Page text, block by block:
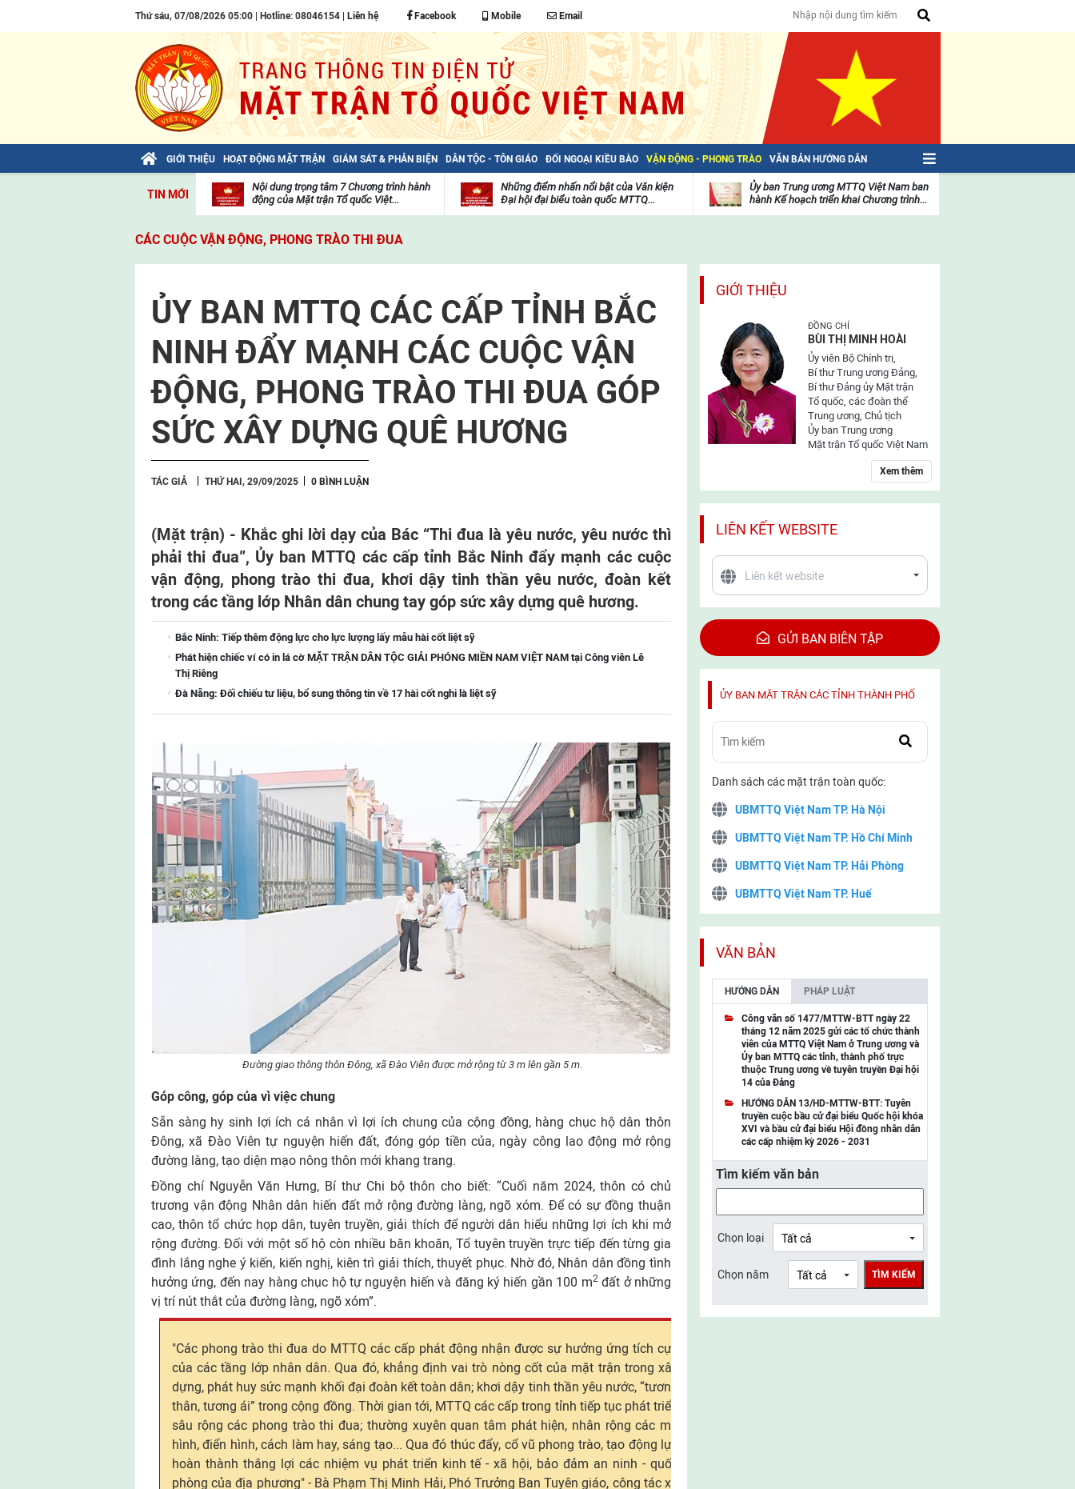
Thứ sáu, 07/08/2026 05:00 | Hotline: 08046154 | Liên hệ Facebook Mobile Email
GIỚI THIỆU HOẠT ĐỘNG MẶT TRẬN GIÁM SÁT & PHẢN BIỆN DÂN TỘC - TÔN GIÁO ĐỐI NGOẠI KIỀU BÀO VẬN ĐỘNG - PHONG TRÀO VĂN BẢN HƯỚNG DẪN
TIN MỚI
Bài viết của Tổng Bí thư Tô Lâm: TIẾN
viện
Nội dung trọng tâm 7 Chương trình hành
động của Mặt trận Tổ quốc Việt...
Những điểm nhấn nổi bật của Văn kiện
Đại hội đại biểu toàn quốc MTTQ...
mặt
trận
Ủy ban Trung ương MTTQ Việt Nam ban
hành Kế hoạch triển khai Chương trình...
CÁC CUỘC VẬN ĐỘNG, PHONG TRÀO THI ĐUA
ỦY BAN MTTQ CÁC CẤP TỈNH BẮC
NINH ĐẨY MẠNH CÁC CUỘC VẬN
ĐỘNG, PHONG TRÀO THI ĐUA GÓP
SỨC XÂY DỰNG QUÊ HƯƠNG
TÁC GIẢ THỨ HAI, 29/09/2025 0 BÌNH LUẬN
(Mặt trận) - Khắc ghi lời dạy của Bác “Thi đua là yêu nước, yêu nước thì
phải thi đua”, Ủy ban MTTQ các cấp tỉnh Bắc Ninh đẩy mạnh các cuộc
vận động, phong trào thi đua, khơi dậy tinh thần yêu nước, đoàn kết
trong các tầng lớp Nhân dân chung tay góp sức xây dựng quê hương.
Bắc Ninh: Tiếp thêm động lực cho lực lượng lấy mẫu hài cốt liệt sỹ
Phát hiện chiếc ví có in lá cờ MẶT TRẬN DÂN TỘC GIẢI PHÓNG MIỀN NAM VIỆT NAM tại Công viên Lê
Thị Riêng
Đà Nẵng: Đối chiếu tư liệu, bổ sung thông tin về 17 hài cốt nghi là liệt sỹ
Đường giao thông thôn Đông, xã Đào Viên được mở rộng từ 3 m lên gần 5 m.
Góp công, góp của vì việc chung
Sẵn sàng hy sinh lợi ích cá nhân vì lợi ích chung của cộng đồng, hàng chục hộ dân thôn
Đông, xã Đào Viên tự nguyện hiến đất, đóng góp tiền của, ngày công lao động mở rộng
đường làng, tạo diện mạo nông thôn mới khang trang.
Đồng chí Nguyễn Văn Hưng, Bí thư Chi bộ thôn cho biết: “Cuối năm 2024, thôn có chủ
trương vận động Nhân dân hiến đất mở rộng đường làng, ngõ xóm. Để có sự đồng thuận
cao, thôn tổ chức họp dân, tuyên truyền, giải thích để người dân hiểu những lợi ích khi mở
rộng đường. Đối với một số hộ còn nhiều băn khoăn, Tổ tuyên truyền trực tiếp đến từng gia
đình lắng nghe ý kiến, kiến nghị, kiên trì giải thích, thuyết phục. Nhờ đó, Nhân dân đồng tình
hưởng ứng, đến nay hàng chục hộ tự nguyện hiến và đăng ký hiến gần 100 m2đất ở những
vị trí nút thắt của đường làng, ngõ xóm”.
"Các phong trào thi đua do MTTQ các cấp phát động nhận được sự hưởng ứng tích cực
của các tầng lớp nhân dân. Qua đó, khẳng định vai trò nòng cốt của mặt trận trong xây
dựng, phát huy sức mạnh khối đại đoàn kết toàn dân; khơi dậy tinh thần yêu nước, “tương
thân, tương ái” trong cộng đồng. Thời gian tới, MTTQ các cấp trong tỉnh tiếp tục phát triển
sâu rộng các phong trào thi đua; thường xuyên quan tâm phát hiện, nhân rộng các mô
hình, điển hình, cách làm hay, sáng tạo... Qua đó thúc đẩy, cổ vũ phong trào, tạo động lực
hoàn thành thắng lợi các nhiệm vụ phát triển kinh tế - xã hội, bảo đảm an ninh - quốc
phòng của địa phương" - Bà Phạm Thị Minh Hải, Phó Trưởng Ban Tuyên giáo, công tác xã
GIỚI THIỆU
ĐỒNG CHÍ
BÙI THỊ MINH HOÀI
Ủy viên Bộ Chính trị,
Bí thư Trung ương Đảng,
Bí thư Đảng ủy Mặt trận
Tổ quốc, các đoàn thể
Trung ương, Chủ tịch
Ủy ban Trung ương
Mặt trận Tổ quốc Việt Nam
Xem thêm
LIÊN KẾT WEBSITE
GỬI BAN BIÊN TẬP
ỦY BAN MẶT TRẬN CÁC TỈNH THÀNH PHỐ
Danh sách các mặt trận toàn quốc:
UBMTTQ Việt Nam TP. Hà Nội
UBMTTQ Việt Nam TP. Hồ Chí Minh
UBMTTQ Việt Nam TP. Hải Phòng
UBMTTQ Việt Nam TP. Huế
UBMTTQ Việt Nam TP. Cần Thơ
UBMTTQ Việt Nam tỉnh Quảng Ninh
UBMTTQ Việt Nam tỉnh Cao Bằng
UBMTTQ Việt Nam tỉnh Lạng Sơn
UBMTTQ Việt Nam tỉnh Lai Châu
UBMTTQ Việt Nam tỉnh Điện Biên
UBMTTQ Việt Nam tỉnh Sơn La
UBMTTQ Việt Nam tỉnh Thanh Hóa
UBMTTQ Việt Nam tỉnh Nghệ An
UBMTTQ Việt Nam tỉnh Lào Cai
UBMTTQ Việt Nam tỉnh Thái Nguyên
VĂN BẢN
HƯỚNG DẪN PHÁP LUẬT
Công văn số 1477/MTTW-BTT ngày 22
tháng 12 năm 2025 gửi các tổ chức thành
viên của MTTQ Việt Nam ở Trung ương và
Ủy ban MTTQ các tỉnh, thành phố trực
thuộc Trung ương về tuyên truyền Đại hội
14 của Đảng
HƯỚNG DẪN 13/HD-MTTW-BTT: Tuyên
truyền cuộc bầu cử đại biểu Quốc hội khóa
XVI và bầu cử đại biểu Hội đồng nhân dân
các cấp nhiệm kỳ 2026 - 2031
Tìm kiếm văn bản
Chọn loại
Chọn năm TÌM KIẾM